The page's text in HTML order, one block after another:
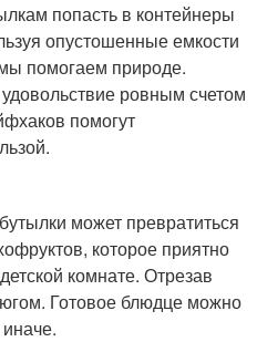
попасть в контейнеры
опустошенные емкости
помогаем природе.
ровным счетом
помогут
может превратиться
которое приятно
комнате. Отрезав
Готовое блюдце можно